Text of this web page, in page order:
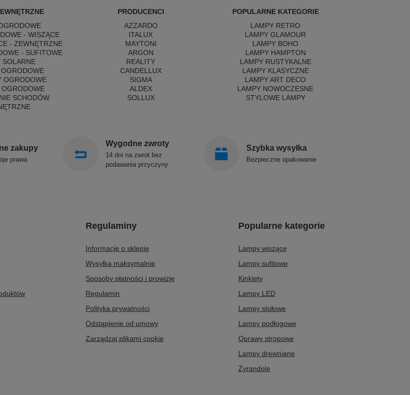
- WISZĄCE
- ZEWNĘTRZNE
- SUFITOWE
SOLARNE
OGRODOWE
SCHODÓW
PRODUCENCI
AZZARDO
ITALUX
MAYTONI
ARGON
REALITY
CANDELLUX
SIGMA
ALDEX
SOLLUX
POPULARNE KATEGORIE
LAMPY RETRO
LAMPY GLAMOUR
LAMPY BOHO
LAMPY HAMPTON
LAMPY RUSTYKALNE
LAMPY KLASYCZNE
LAMPY ART DECO
LAMPY NOWOCZESNE
STYLOWE LAMPY
zakupy
prawa
Wygodne zwroty
14 dni na zwrot bez
podawania przyczyny
Szybka wysyłka
Bezpieczne opakowanie
Regulaminy
Informacje o sklepie
Wysyłka maksymalnie
Sposoby płatności i prowizje
Regulamin
Polityka prywatności
Odstąpienie od umowy
Zarządzaj plikami cookie
Popularne kategorie
Lampy wiszące
Lampy sufitowe
Kinkiety
Lampy LED
Lampy stołowe
Lampy podłogowe
Oprawy stropowe
Lampy drewniane
Żyrandole